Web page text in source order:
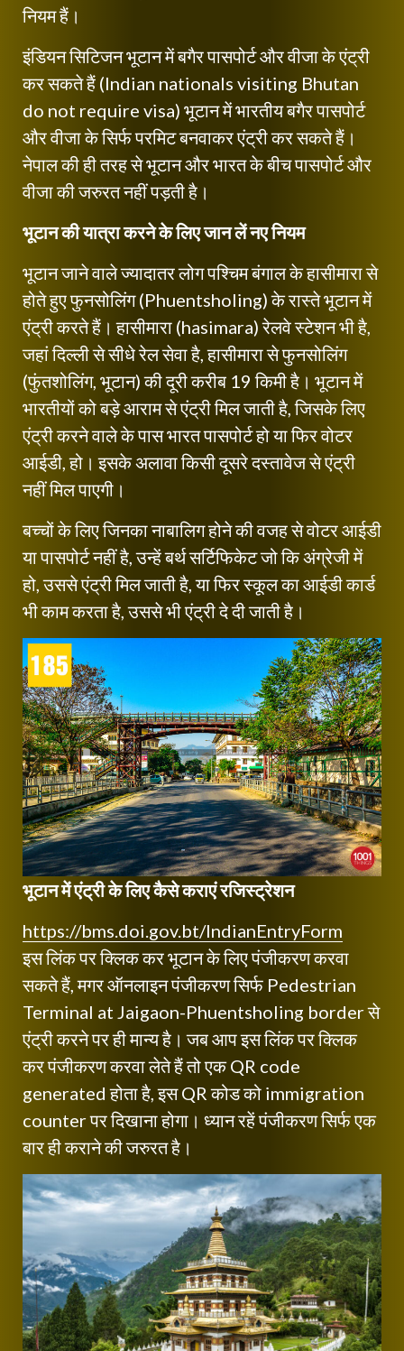
नियम हैं।
इंडियन सिटिजन भूटान में बगैर पासपोर्ट और वीजा के एंट्री
कर सकते हैं (Indian nationals visiting Bhutan
do not require visa) भूटान में भारतीय बगैर पासपोर्ट
और वीजा के सिर्फ परमिट बनवाकर एंट्री कर सकते हैं।
नेपाल की ही तरह से भूटान और भारत के बीच पासपोर्ट और
वीजा की जरुरत नहीं पड़ती है।
भूटान की यात्रा करने के लिए जान लें नए नियम
भूटान जाने वाले ज्यादातर लोग पश्चिम बंगाल के हासीमारा से
होते हुए फुनसोलिंग (Phuentsholing) के रास्ते भूटान में
एंट्री करते हैं। हासीमारा (hasimara) रेलवे स्टेशन भी है,
जहां दिल्ली से सीधे रेल सेवा है, हासीमारा से फुनसोलिंग
(फुंतशोलिंग, भूटान) की दूरी करीब 19 किमी है। भूटान में
भारतीयों को बड़े आराम से एंट्री मिल जाती है, जिसके लिए
एंट्री करने वाले के पास भारत पासपोर्ट हो या फिर वोटर
आईडी, हो। इसके अलावा किसी दूसरे दस्तावेज से एंट्री
नहीं मिल पाएगी।
बच्चों के लिए जिनका नाबालिग होने की वजह से वोटर आईडी
या पासपोर्ट नहीं है, उन्हें बर्थ सर्टिफिकेट जो कि अंग्रेजी में
हो, उससे एंट्री मिल जाती है, या फिर स्कूल का आईडी कार्ड
भी काम करता है, उससे भी एंट्री दे दी जाती है।
भूटान में एंट्री के लिए कैसे कराएं रजिस्ट्रेशन
https://bms.doi.gov.bt/IndianEntryForm
इस लिंक पर क्लिक कर भूटान के लिए पंजीकरण करवा
सकते हैं, मगर ऑनलाइन पंजीकरण सिर्फ Pedestrian
Terminal at Jaigaon-Phuentsholing border से
एंट्री करने पर ही मान्य है। जब आप इस लिंक पर क्लिक
कर पंजीकरण करवा लेते हैं तो एक QR code
generated होता है, इस QR कोड को immigration
counter पर दिखाना होगा। ध्यान रहें पंजीकरण सिर्फ एक
बार ही कराने की जरुरत है।